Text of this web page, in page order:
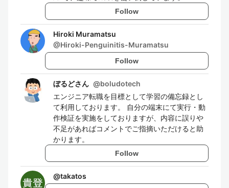
Follow
Hiroki Muramatsu
@Hiroki-Penguinitis-Muramatsu
Follow
ぼるどさん @boludotech
エンジニア転職を目標として学習の備忘録とし
て利用しております。 自分の端末にて実行・動
作検証を実施をしておりますが、内容に誤りや
不足があればコメントでご指摘いただけると助
かります。
Follow
@takatos